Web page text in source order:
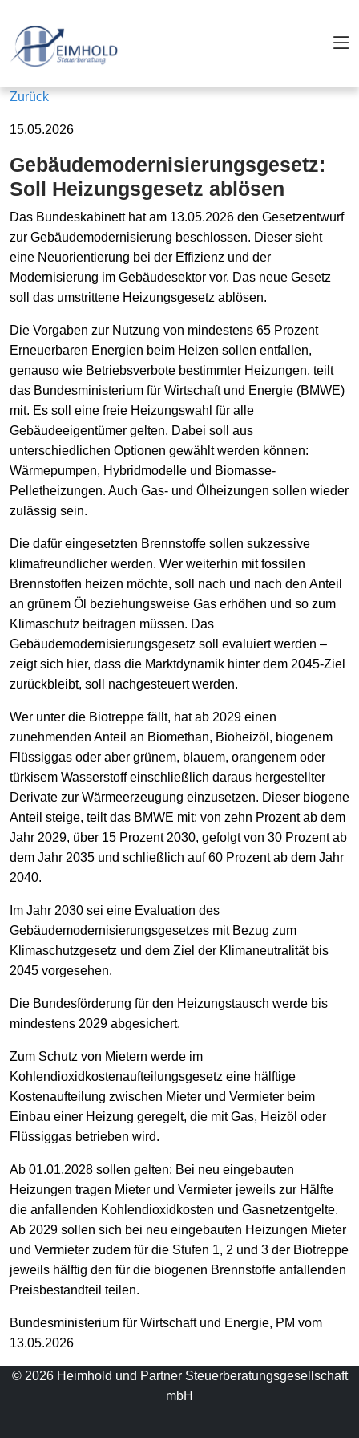
Zurück
15.05.2026
Gebäudemodernisierungsgesetz:
Soll Heizungsgesetz ablösen
Das Bundeskabinett hat am 13.05.2026 den Gesetzentwurf
zur Gebäudemodernisierung beschlossen. Dieser sieht
eine Neuorientierung bei der Effizienz und der
Modernisierung im Gebäudesektor vor. Das neue Gesetz
soll das umstrittene Heizungsgesetz ablösen.
Die Vorgaben zur Nutzung von mindestens 65 Prozent
Erneuerbaren Energien beim Heizen sollen entfallen,
genauso wie Betriebsverbote bestimmter Heizungen, teilt
das Bundesministerium für Wirtschaft und Energie (BMWE)
mit. Es soll eine freie Heizungswahl für alle
Gebäudeeigentümer gelten. Dabei soll aus
unterschiedlichen Optionen gewählt werden können:
Wärmepumpen, Hybridmodelle und Biomasse-
Pelletheizungen. Auch Gas- und Ölheizungen sollen wieder
zulässig sein.
Die dafür eingesetzten Brennstoffe sollen sukzessive
klimafreundlicher werden. Wer weiterhin mit fossilen
Brennstoffen heizen möchte, soll nach und nach den Anteil
an grünem Öl beziehungsweise Gas erhöhen und so zum
Klimaschutz beitragen müssen. Das
Gebäudemodernisierungsgesetz soll evaluiert werden –
zeigt sich hier, dass die Marktdynamik hinter dem 2045-Ziel
zurückbleibt, soll nachgesteuert werden.
Wer unter die Biotreppe fällt, hat ab 2029 einen
zunehmenden Anteil an Biomethan, Bioheizöl, biogenem
Flüssiggas oder aber grünem, blauem, orangenem oder
türkisem Wasserstoff einschließlich daraus hergestellter
Derivate zur Wärmeerzeugung einzusetzen. Dieser biogene
Anteil steige, teilt das BMWE mit: von zehn Prozent ab dem
Jahr 2029, über 15 Prozent 2030, gefolgt von 30 Prozent ab
dem Jahr 2035 und schließlich auf 60 Prozent ab dem Jahr
2040.
Im Jahr 2030 sei eine Evaluation des
Gebäudemodernisierungsgesetzes mit Bezug zum
Klimaschutzgesetz und dem Ziel der Klimaneutralität bis
2045 vorgesehen.
Die Bundesförderung für den Heizungstausch werde bis
mindestens 2029 abgesichert.
Zum Schutz von Mietern werde im
Kohlendioxidkostenaufteilungsgesetz eine hälftige
Kostenaufteilung zwischen Mieter und Vermieter beim
Einbau einer Heizung geregelt, die mit Gas, Heizöl oder
Flüssiggas betrieben wird.
Ab 01.01.2028 sollen gelten: Bei neu eingebauten
Heizungen tragen Mieter und Vermieter jeweils zur Hälfte
die anfallenden Kohlendioxidkosten und Gasnetzentgelte.
Ab 2029 sollen sich bei neu eingebauten Heizungen Mieter
und Vermieter zudem für die Stufen 1, 2 und 3 der Biotreppe
jeweils hälftig den für die biogenen Brennstoffe anfallenden
Preisbestandteil teilen.
Bundesministerium für Wirtschaft und Energie, PM vom
13.05.2026
© 2026 Heimhold und Partner Steuerberatungsgesellschaft
mbH